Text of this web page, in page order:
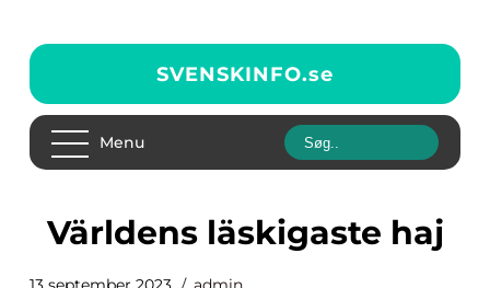
SVENSKINFO.se
Menu
världens läskigaste haj